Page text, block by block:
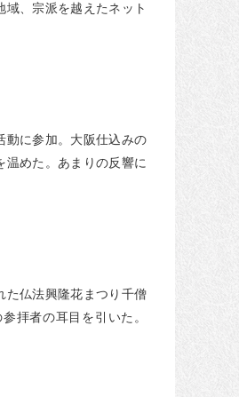
域、宗派を越えたネット
動に参加。大阪仕込みの
温めた。あまりの反響に
た仏法興隆花まつり千僧
拝者の耳目を引いた。